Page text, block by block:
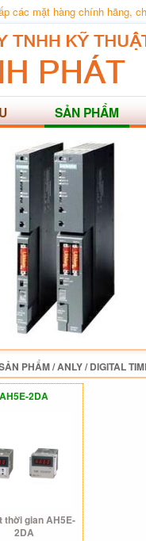
các mặt hàng chính hãng,
SẢN PHẨM
PHẨM/ANLY/DIGITAL
AH5E-2DA
thời gian AH5E-
2DA